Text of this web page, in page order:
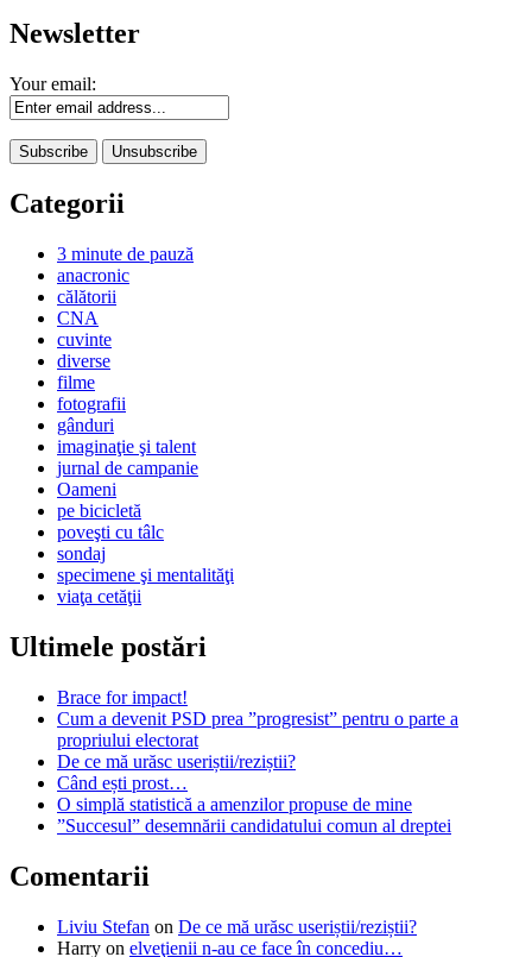
Newsletter
Your email:
Categorii
3 minute de pauză
anacronic
călătorii
CNA
cuvinte
diverse
filme
fotografii
gânduri
imaginaţie şi talent
jurnal de campanie
Oameni
pe bicicletă
poveşti cu tâlc
sondaj
specimene şi mentalităţi
viaţa cetăţii
Ultimele postări
Brace for impact!
Cum a devenit PSD prea ”progresist” pentru o parte a
propriului electorat
De ce mă urăsc useriștii/reziștii?
Când ești prost…
O simplă statistică a amenzilor propuse de mine
”Succesul” desemnării candidatului comun al dreptei
Comentarii
Liviu Stefan on De ce mă urăsc useriștii/reziștii?
Harry on elveţienii n-au ce face în concediu…